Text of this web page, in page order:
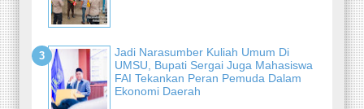
Jadi Narasumber Kuliah Umum Di
UMSU, Bupati Sergai Juga Mahasiswa
FAI Tekankan Peran Pemuda Dalam
Ekonomi Daerah